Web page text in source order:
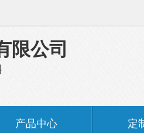
限公司
产品中心 定